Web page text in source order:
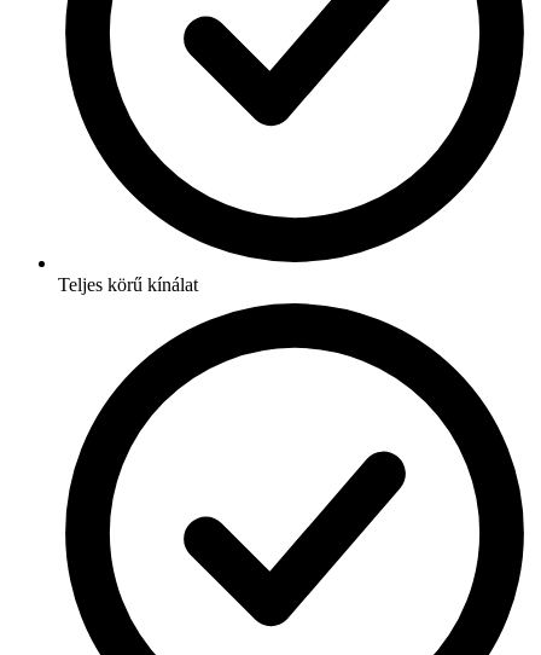
Teljes körű kínálat